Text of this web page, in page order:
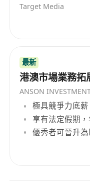
Target Media
最新
港澳市場業務拓
ANSON
極具競爭力底
享有法定假期
優秀者可晉升